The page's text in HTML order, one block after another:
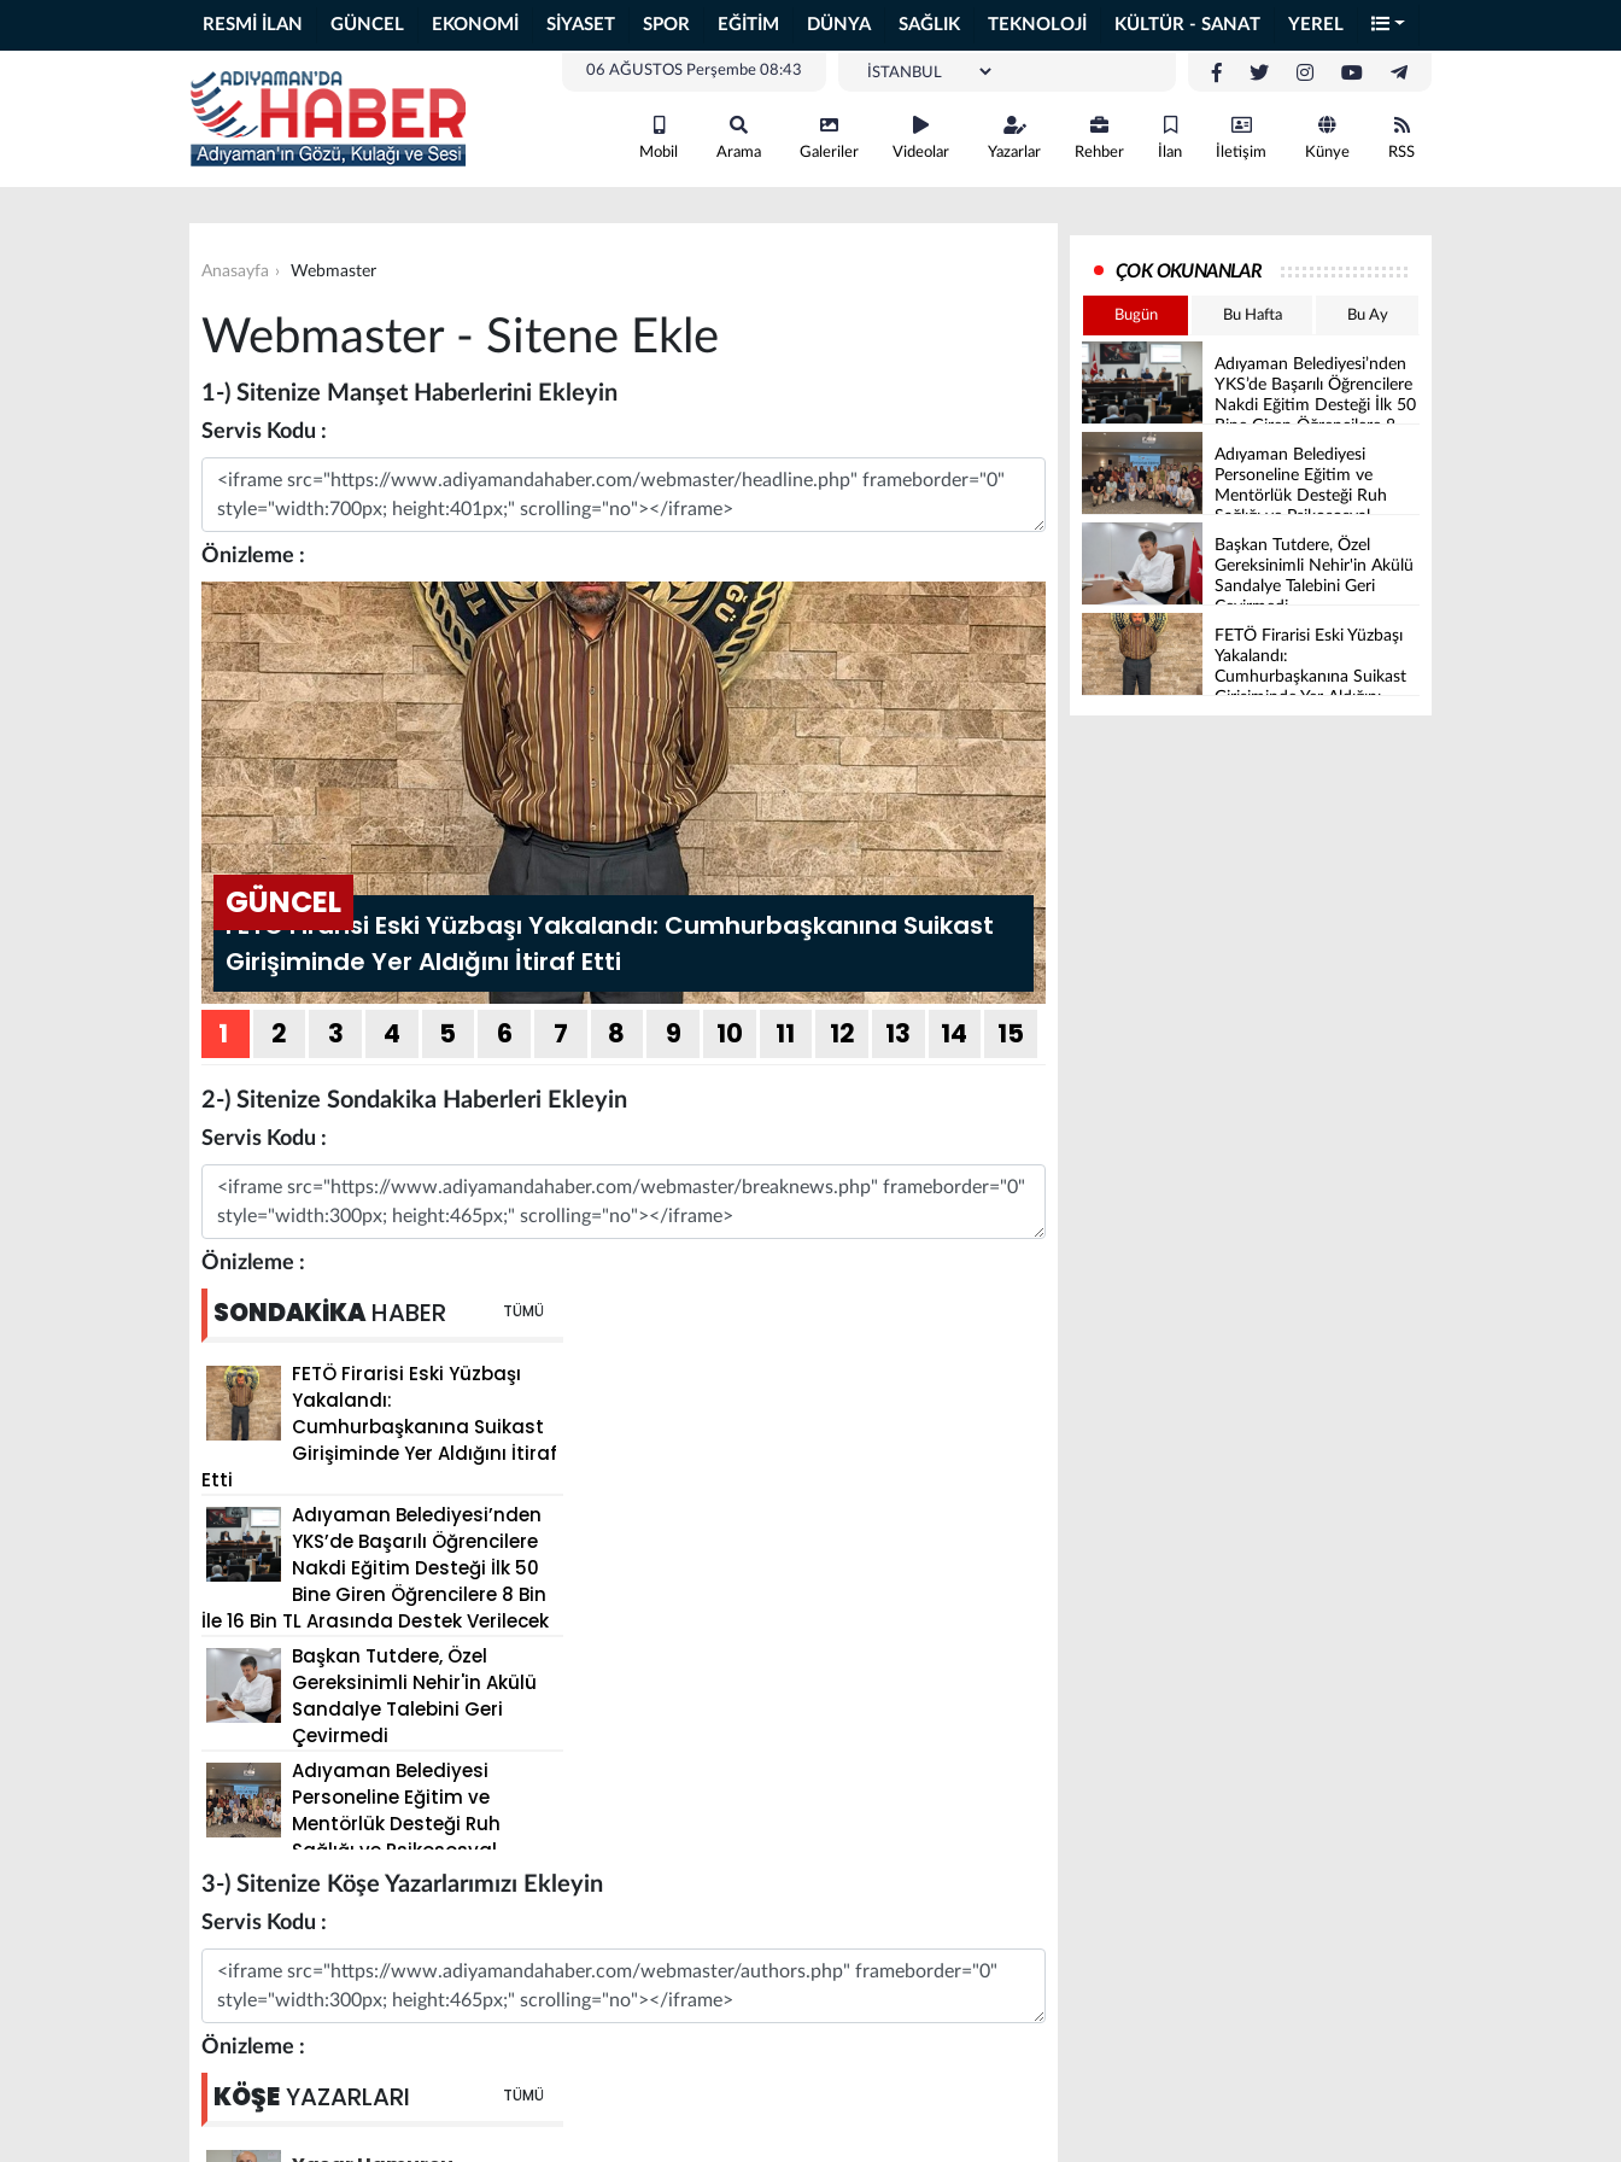
RESMİ İLAN GÜNCEL EKONOMİ SİYASET SPOR EĞİTİM DÜNYA SAĞLIK TEKNOLOJİ KÜLTÜR - SANAT YEREL
06 AĞUSTOS Perşembe 08:43
Mobil Arama Galeriler Videolar Yazarlar Rehber İlan İletişim Künye RSS
Anasayfa Webmaster
Webmaster - Sitene Ekle
1-) Sitenize Manşet Haberlerini Ekleyin
Servis Kodu :
Message
Önizleme :
2-) Sitenize Sondakika Haberleri Ekleyin
Servis Kodu :
Message
Önizleme :
3-) Sitenize Köşe Yazarlarımızı Ekleyin
Servis Kodu :
Message
Önizleme :
ÇOK OKUNANLAR
Bugün Bu Hafta Bu Ay
Adıyaman Belediyesi’nden
YKS’de Başarılı Öğrencilere
Nakdi Eğitim Desteği İlk 50
Bine Giren Öğrencilere 8
Bin İle 16 Bin TL Arasında
Destek Verilecek
Adıyaman Belediyesi
Personeline Eğitim ve
Mentörlük Desteği Ruh
Sağlığı ve Psikososyal
Destek Projesi Başarıyla
Tamamlandı
Başkan Tutdere, Özel
Gereksinimli Nehir'in Akülü
Sandalye Talebini Geri
Çevirmedi
FETÖ Firarisi Eski Yüzbaşı
Yakalandı:
Cumhurbaşkanına Suikast
Girişiminde Yer Aldığını